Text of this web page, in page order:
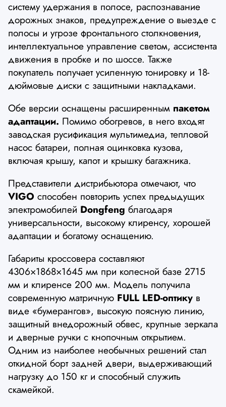
систему удержания в полосе, распознавание
дорожных знаков, предупреждение о выезде с
полосы и угрозе фронтального столкновения,
интеллектуальное управление светом, ассистента
движения в пробке и по шоссе. Также
покупатель получает усиленную тонировку и 18-
дюймовые диски с защитными накладками.
Обе версии оснащены расширенным пакетом
адаптации. Помимо обогревов, в него входят
заводская русификация мультимедиа, тепловой
насос батареи, полная оцинковка кузова,
включая крышу, капот и крышку багажника.
Представители дистрибьютора отмечают, что
VIGO способен повторить успех предыдущих
электромобилей Dongfeng благодаря
универсальности, высокому клиренсу, хорошей
адаптации и богатому оснащению.
Габариты кроссовера составляют
4306×1868×1645 мм при колесной базе 2715
мм и клиренсе 200 мм. Модель получила
современную матричную FULL LED-оптику в
виде «бумерангов», высокую поясную линию,
защитный внедорожный обвес, крупные зеркала
и дверные ручки с кнопочным открытием.
Одним из наиболее необычных решений стал
откидной борт задней двери, выдерживающий
нагрузку до 150 кг и способный служить
скамейкой.